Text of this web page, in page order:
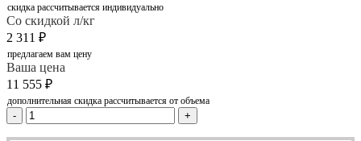
скидка рассчитывается индивидуально
Со скидкой л/кг
2 311 ₽
предлагаем вам цену
Ваша цена
11 555 ₽
дополнительная скидка рассчитывается от объема
- +